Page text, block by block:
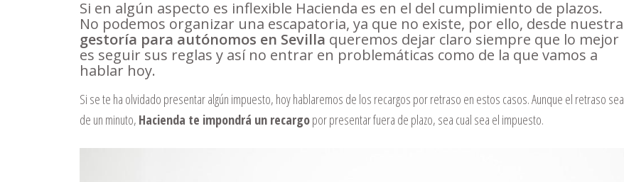
Si en algún aspecto es inflexible Hacienda es en el del cumplimiento de plazos.
No podemos organizar una escapatoria, ya que no existe, por ello, desde nuestra
gestoría para autónomos en Sevilla queremos dejar claro siempre que lo mejor
es seguir sus reglas y así no entrar en problemáticas como de la que vamos a
hablar hoy.
Si se te ha olvidado presentar algún impuesto, hoy hablaremos de los recargos por retraso en estos casos. Aunque el retraso sea
de un minuto, Hacienda te impondrá un recargopor presentar fuera de plazo, sea cual sea el impuesto.